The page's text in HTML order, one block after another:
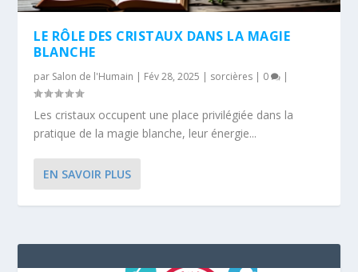
LE RÔLE DES CRISTAUX DANS LA MAGIE
BLANCHE
par Salon de l'Humain | Fév 28, 2025 | sorcières | 0 |
Les cristaux occupent une place privilégiée dans la
pratique de la magie blanche, leur énergie...
EN SAVOIR PLUS